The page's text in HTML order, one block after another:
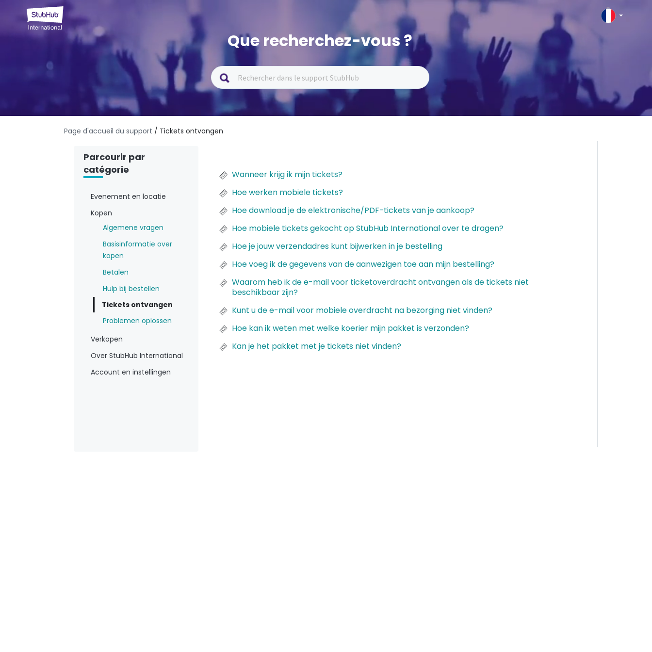
Que recherchez-vous ?
Page d'accueil du support / Tickets ontvangen
Parcourir par
catégorie
Evenement en locatie
Kopen
Algemene vragen
Basisinformatie over
kopen
Betalen
Hulp bij bestellen
Tickets ontvangen
Problemen oplossen
Verkopen
Over StubHub International
Account en instellingen
Wanneer krijg ik mijn tickets?
Hoe werken mobiele tickets?
Hoe download je de elektronische/PDF-tickets van je aankoop?
Hoe mobiele tickets gekocht op StubHub International over te dragen?
Hoe je jouw verzendadres kunt bijwerken in je bestelling
Hoe voeg ik de gegevens van de aanwezigen toe aan mijn bestelling?
Waarom heb ik de e-mail voor ticketoverdracht ontvangen als de tickets niet
beschikbaar zijn?
Kunt u de e-mail voor mobiele overdracht na bezorging niet vinden?
Hoe kan ik weten met welke koerier mijn pakket is verzonden?
Kan je het pakket met je tickets niet vinden?